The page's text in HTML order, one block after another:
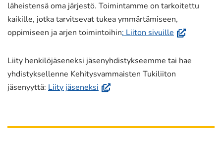
läheistensä oma järjestö. Toimintamme on tarkoitettu
kaikille, jotka tarvitsevat tukea ymmärtämiseen,
oppimiseen ja arjen toimintoihin: Liiton sivuille (avautuu
ikkunaan,
siirryt
Liity henkilöjäseneksi jäsenyhdistykseemme tai hae
yhdistyksellenne Kehitysvammaisten Tukiliiton
jäsenyyttä: Liity jäseneksi (avautuu
siirryt